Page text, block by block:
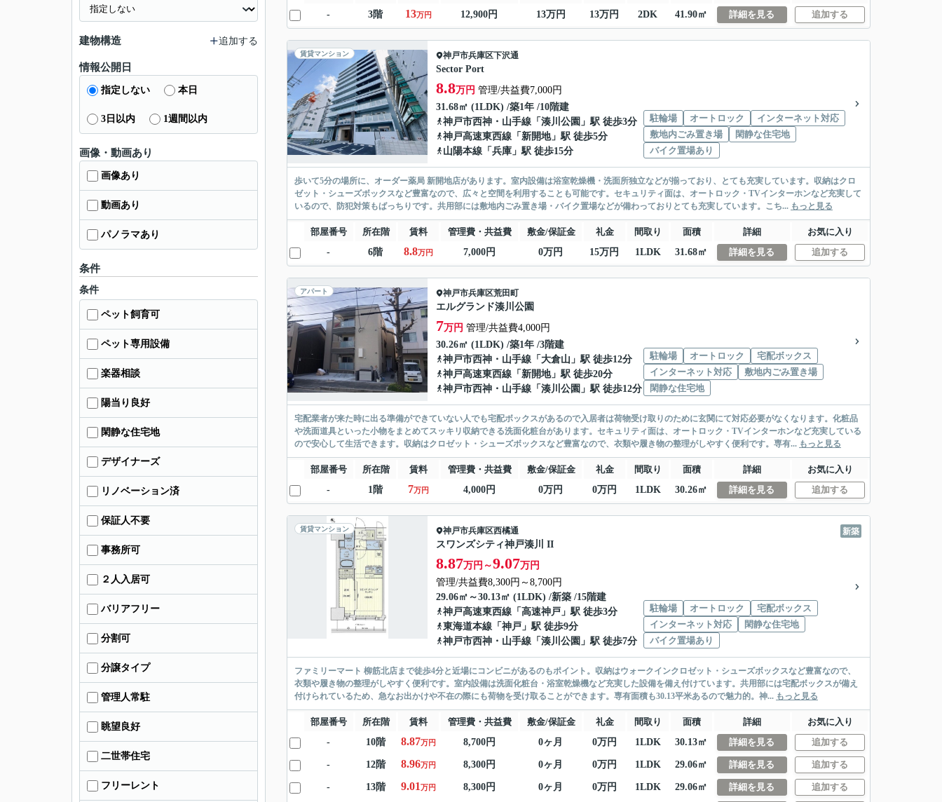
-
3階 13万円 12,900円 13万円 13万円 2DK 41.90㎡ 詳細を見る 追加する
賃貸マンション 神戸市兵庫区下沢通
Sector Port
8.8万円 管理/共益費7,000円
31.68㎡ (1LDK) /築1年 /10階建
神戸市西神・山手線 「 湊川公園 」駅 徒歩3分
神戸高速東西線 「 新開地」駅 徒歩5分
山陽本線 「 兵庫 」駅 徒歩15分
駐輪場 オートロック
インターネット対応
敷地内ごみ置き場
閑静な住宅地
バイク置場あり
歩いて5分の場所に、オーダー薬局 新開地店があります。室内設備は浴室乾燥機・洗面所独立などが揃っており、とても充実しています。収納はクロ
ゼット・シューズボックスなど豊富なので、広々と空間を利用することも可能です。セキュリティ面は、オートロック・TVインターホンなど充実して
いるので、防犯対策もばっちりです。共用部には敷地内ごみ置き場・バイク置場などが備わっておりとても充実しています。こち... もっと見る
部屋番号 所在階 賃料 管理費・共益費 敷金/保証金 礼金 間取り 面積 詳細
お気に入り
-
6階 8.8万円 7,000円 0万円 15万円 1LDK 31.68㎡ 詳細を見る 追加する
アパート 神戸市兵庫区荒田町
エルグランド湊川公園
7万円 管理/共益費4,000円
30.26㎡ (1LDK) /築1年 /3階建
神戸市西神・山手線 「 大倉山 」駅 徒歩12分
神戸高速東西線 「 新開地」駅 徒歩20分
神戸市西神・山手線 「 湊川公園 」駅 徒歩12分
駐輪場 オートロック
宅配ボックス
インターネット対応
敷地内ごみ置き場
閑静な住宅地
宅配業者が来た時に出る準備ができていない人でも宅配ボックスがあるので入居者は荷物受け取りのために玄関にて対応必要がなくなります。化粧品
や洗面道具といった小物をまとめてスッキリ収納できる洗面化粧台があります。セキュリティ面は、オートロック・TVインターホンなど充実している
ので安心して生活できます。収納はクロゼット・シューズボックスなど豊富なので、衣類や履き物の整理がしやすく便利です。専有... もっと見る
部屋番号 所在階 賃料 管理費・共益費 敷金/保証金 礼金 間取り 面積 詳細
お気に入り
-
1階 7万円 4,000円 0万円 0万円 1LDK 30.26㎡ 詳細を見る 追加する
賃貸マンション 新築
神戸市兵庫区西橘通
スワンズシティ神戸湊川 II
8.87万円～9.07万円
管理/共益費8,300円～8,700円
29.06㎡～30.13㎡ (1LDK) /新築 /15階建
神戸高速東西線 「 高速神戸 」駅 徒歩3分
東海道本線 「 神戸 」駅 徒歩9分
神戸市西神・山手線 「 湊川公園 」駅 徒歩7分
駐輪場 オートロック
宅配ボックス
インターネット対応
閑静な住宅地
バイク置場あり
ファミリーマート 柳筋北店まで徒歩4分と近場にコンビニがあるのもポイント。収納はウォークインクロゼット・シューズボックスなど豊富なので、
衣類や履き物の整理がしやすく便利です。室内設備は洗面化粧台・浴室乾燥機など充実した設備を備え付けています。共用部には宅配ボックスが備え
付けられているため、急なお出かけや不在の際にも荷物を受け取ることができます。専有面積も30.13平米あるので魅力的。神... もっと見る
部屋番号 所在階 賃料 管理費・共益費 敷金/保証金 礼金 間取り 面積 詳細
お気に入り
-
10階 8.87万円 8,700円 0ヶ月 0万円 1LDK 30.13㎡ 詳細を見る 追加する
- 12階 8.96万円 8,300円 0ヶ月 0万円 1LDK 29.06㎡ 詳細を見る 追加する
- 13階 9.01万円 8,300円 0ヶ月 0万円 1LDK 29.06㎡ 詳細を見る 追加する
建物構造 追加する
情報公開日
指定しない 本日
3日以内 1週間以内
画像・動画あり
画像あり
動画あり
パノラマあり
条件
条件
ペット飼育可
ペット専用設備
楽器相談
陽当り良好
閑静な住宅地
デザイナーズ
リノベーション済
保証人不要
事務所可
２人入居可
バリアフリー
分割可
分譲タイプ
管理人常駐
眺望良好
二世帯住宅
フリーレント